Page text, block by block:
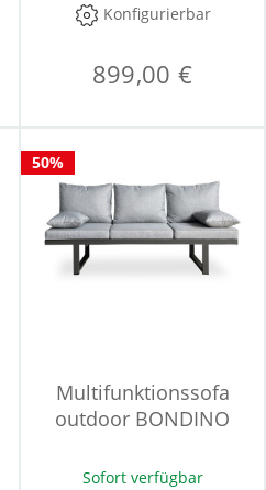
Konfigurierbar
899,00 €
50%
Multifunktionssofa
outdoor BONDINO
Sofort verfügbar